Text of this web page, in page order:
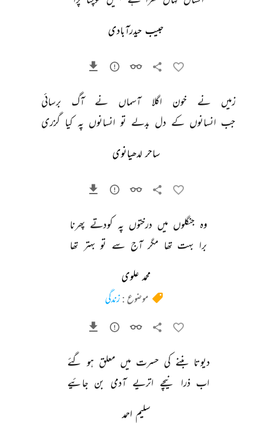
حبیب حیدرآبادی
زمیں نے خون اگلا آسماں نے آگ
برسائی
جب انسانوں کے دل بدلے تو انسانوں پہ کیا گزری
ساحر لدھیانوی
وہ جنگلوں میں درختوں پہ کودتے پھرنا
برا بہت تھا مگر آج سے تو بہتر تھا
محمد علوی
موضوع :زندگی
دیوتا بننے کی حسرت میں معلق ہو گئے
اب ذرا نیچے اتریے آدمی بن جائیے
سلیم احمد